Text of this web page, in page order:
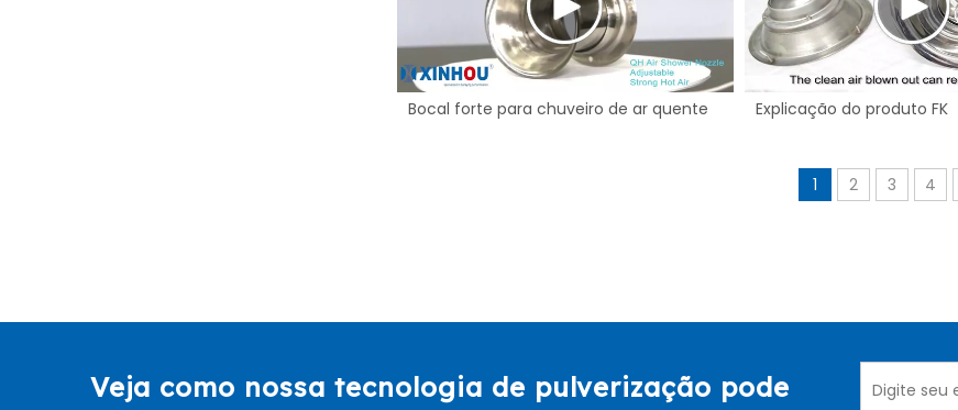
Bocal forte para chuveiro de ar quente Explicação do produto FK
1 2 3 4
Veja como nossa tecnologia de pulverização pode